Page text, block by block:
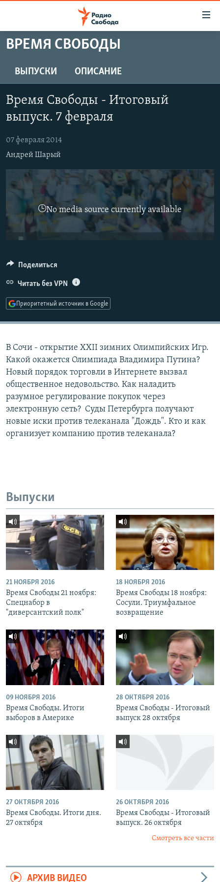
упрощенного
Вернуться
к
основному
содержанию
Вернутся
главной
навигации
Вернутся
поиску
ПОДКАСТЫ
ЦИТАТЫ СВОБОДЫ
МНЕНИЯ
КУЛЬТУРА
IDEL.РЕАЛИИ
КАВКАЗ.РЕАЛИИ
СЕВЕР.РЕАЛИИ
СИБИРЬ.РЕАЛИИ
РАСПИСАНИЕ ВЕЩАНИЯ
ВРЕМЯ СВОБОДЫ
ВЫПУСКИ ОПИСАНИЕ
Время Свободы - Итоговый
выпуск. 7 февраля
07 февраля 2014
Андрей Шарый
No media source currently available
Поделиться
Читать без VPN
Приоритетный источник в Google
В Сочи - открытие XXII зимних Олимпийских Игр.
Какой окажется Олимпиада Владимира Путина?
Новый порядок торговли в Интернете вызвал
общественное недовольство. Как наладить
разумное регулирование покупок через
электронную сеть? Суды Петербурга получают
новые иски против телеканала "Дождь". Кто и как
организует компанию против телеканала?
Выпуски
21 НОЯБРЯ 2016
Время Свободы 21 ноября:
Спецнабор в
"диверсантский полк"
18 НОЯБРЯ 2016
Время Свободы 18 ноября:
Сосули. Триумфальное
возвращение
09 НОЯБРЯ 2016
Время Свободы. Итоги
выборов в Америке
28 ОКТЯБРЯ 2016
Время Свободы - Итоговый
выпуск 28 октября
27 ОКТЯБРЯ 2016
Время Свободы. Итоги дня.
27 октября
26 ОКТЯБРЯ 2016
Время Свободы - Итоговый
выпуск. 26 октября
Смотреть все части
АРХИВ ВИДЕО